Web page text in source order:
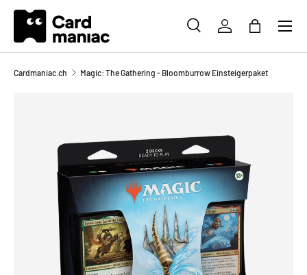
DIREKT ZUM INHALT
SUCHEEINLOGGEN
Menü
Cardmaniac.ch Magic: The Gathering - Bloomburrow Einsteigerpaket